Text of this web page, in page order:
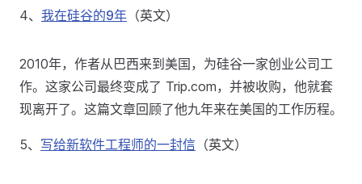
4、 我在硅谷的9年 （英文）
2010年，作者从巴西来到美国，为硅谷一家创业公司工
作。这家公司最终变成了 Trip.com，并被收购，他就套
现离开了。这篇文章回顾了他九年来在美国的工作历程。
5、 写给新软件工程师的一封信 （英文）